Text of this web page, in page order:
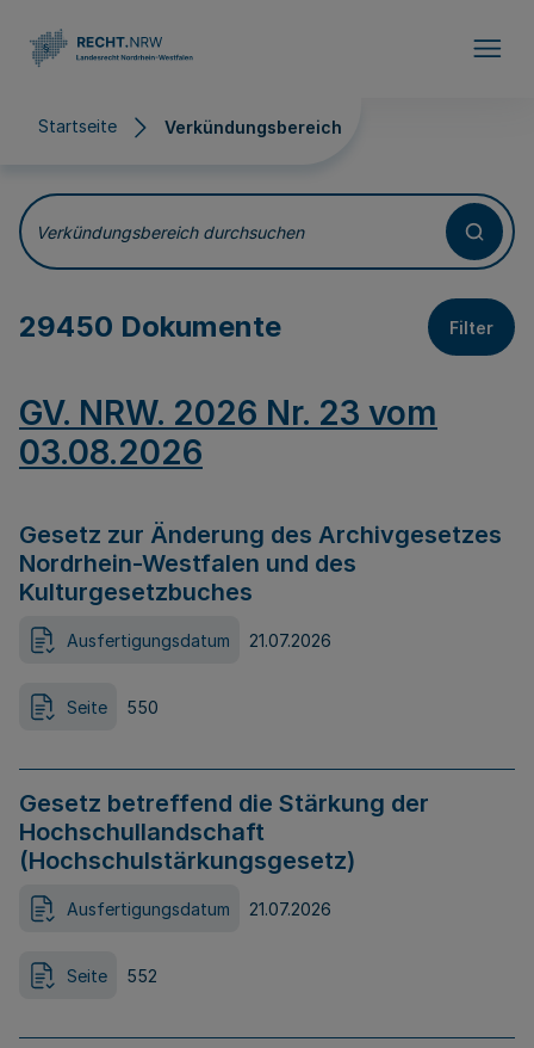
Startseite Verkündungsbereich
Verkündungsbereich
Verkündungsbereich durchsuchen
29450 Dokumente Filter
GV. NRW. 2026 Nr. 23 vom
03.08.2026
Gesetz zur Änderung des Archivgesetzes
Nordrhein-Westfalen und des
Kulturgesetzbuches
Ausfertigungsdatum 21.07.2026
Seite 550
Gesetz betreffend die Stärkung der
Hochschullandschaft
(Hochschulstärkungsgesetz)
Ausfertigungsdatum 21.07.2026
Seite 552